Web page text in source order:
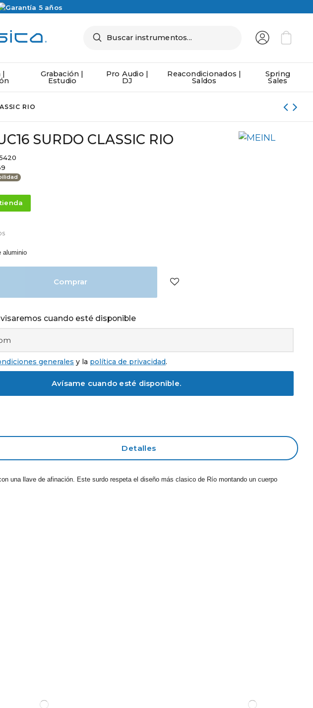
| Grabación |
Estudio
Pro Audio |
DJ
Reacondicionados |
Saldos
Spring
Sales
RIO
SURDO CLASSIC RIO
aluminio
Comprar
cuando esté disponible
generales y la política de privacidad.
Detalles
una llave de afinación. Este surdo respeta el diseño más clasico de Río montando un cuerpo